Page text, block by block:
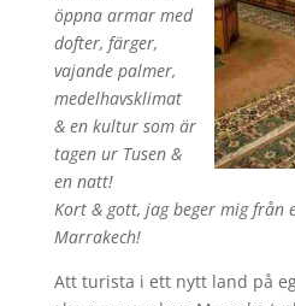
öppna armar med
dofter, färger,
vajande palmer,
medelhavsklimat
& en kultur som är
tagen ur Tusen &
en natt!
Kort & gott, jag beger mig från
Marrakech!
Att turista i ett nytt land på